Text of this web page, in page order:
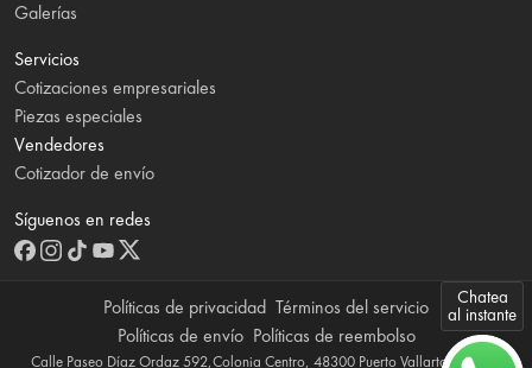
Chatea
al instante
Galerías
Servicios
Cotizaciones empresariales
Piezas especiales
Vendedores
Cotizador de envío
Síguenos en redes
Políticas de privacidad Términos del servicio
Políticas de envío Políticas de reembolso
Calle Paseo Díaz Ordaz 592,Colonia Centro, 48300 Puerto Vallarta, Jalisco,